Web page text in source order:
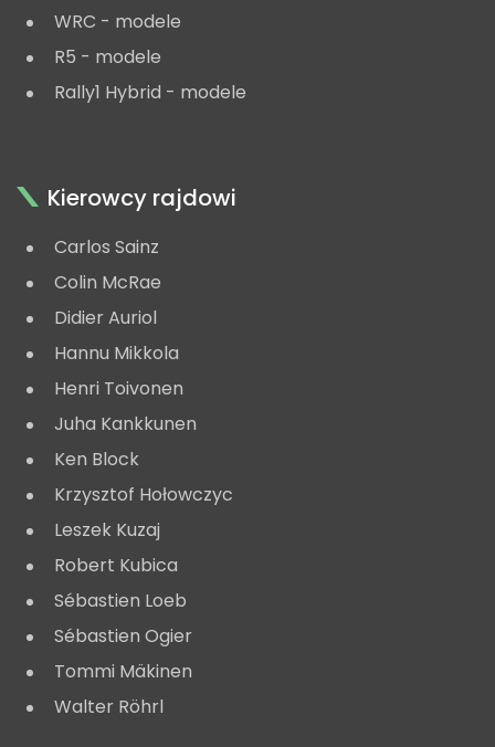
WRC - modele
R5 - modele
Rally1 Hybrid - modele
Kierowcy rajdowi
Carlos Sainz
Colin McRae
Didier Auriol
Hannu Mikkola
Henri Toivonen
Juha Kankkunen
Ken Block
Krzysztof Hołowczyc
Leszek Kuzaj
Robert Kubica
Sébastien Loeb
Sébastien Ogier
Tommi Mäkinen
Walter Röhrl